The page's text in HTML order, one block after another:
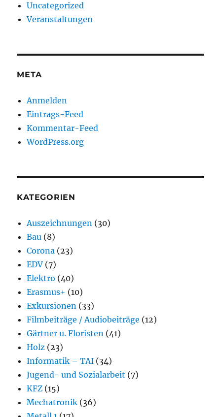
Uncategorized
Veranstaltungen
META
Anmelden
Eintrags-Feed
Kommentar-Feed
WordPress.org
KATEGORIEN
Auszeichnungen (30)
Bau (8)
Corona (23)
EDV (7)
Elektro (40)
Erasmus+ (10)
Exkursionen (33)
Filmbeiträge / Audiobeiträge (12)
Gärtner u. Floristen (41)
Holz (23)
Informatik – TAI (34)
Jugend- und Sozialarbeit (7)
KFZ (15)
Mechatronik (36)